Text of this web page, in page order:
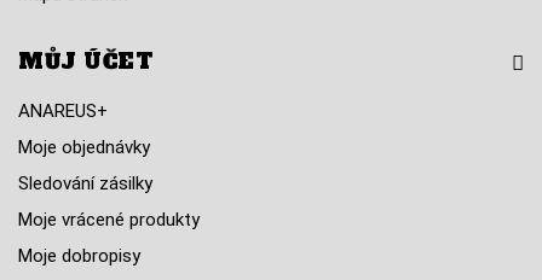
MŮJ ÚČET
ANAREUS+
Moje objednávky
Sledování zásilky
Moje vrácené produkty
Moje dobropisy